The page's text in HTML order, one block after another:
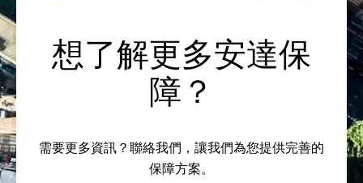
想了解更多安達保
障？
需要更多資訊？聯絡我們，讓我們為您提供完善的
保障方案。